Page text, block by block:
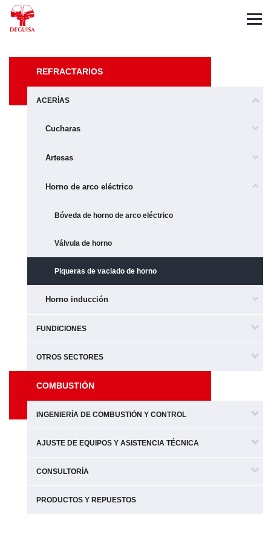
REFRACTARIOS
ACERÍAS
Cucharas
Artesas
Horno de arco eléctrico
Bóveda de horno de arco eléctrico
Válvula de horno
Piqueras de vaciado de horno
Horno inducción
FUNDICIONES
OTROS SECTORES
COMBUSTIÓN
INGENIERÍA DE COMBUSTIÓN Y CONTROL
AJUSTE DE EQUIPOS Y ASISTENCIA TÉCNICA
CONSULTORÍA
PRODUCTOS Y REPUESTOS